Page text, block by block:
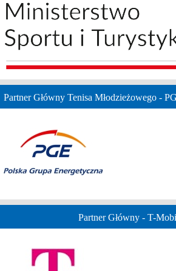
Partner Główny Tenisa Młodzieżowego -
Partner Główny - T-